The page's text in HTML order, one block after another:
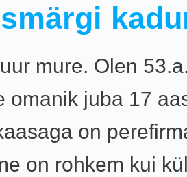
mure. Olen
omanik juba 17
on
on rohkem kui